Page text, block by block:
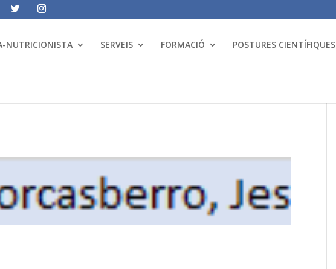
NUTRICIONISTA SERVEIS FORMACIÓ POSTURES CIENTÍFIQUES